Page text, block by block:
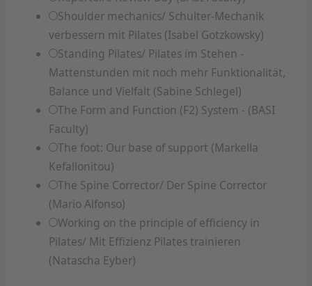
Shoulder mechanics/ Schulter-Mechanik
verbessern mit Pilates (Isabel Gotzkowsky)
Standing Pilates/ Pilates im Stehen -
Mattenstunden mit noch mehr Funktionalität,
Balance und Vielfalt (Sabine Schlegel)
The Form and Function (F2) System - (BASI
Faculty)
The foot: Our base of support (Markella
Kefallonitou)
The Spine Corrector/ Der Spine Corrector
(Mario Alfonso)
Working on the principle of efficiency in
Pilates/ Mit Effizienz Pilates trainieren
(Natascha Eyber)